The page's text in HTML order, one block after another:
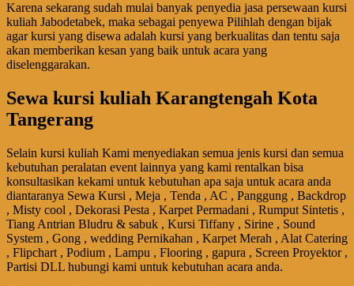
Karena sekarang sudah mulai banyak penyedia jasa persewaan kursi
kuliah Jabodetabek, maka sebagai penyewa Pilihlah dengan bijak
agar kursi yang disewa adalah kursi yang berkualitas dan tentu saja
akan memberikan kesan yang baik untuk acara yang
diselenggarakan.
Sewa kursi kuliah Karangtengah Kota
Tangerang
Selain kursi kuliah Kami menyediakan semua jenis kursi dan semua
kebutuhan peralatan event lainnya yang kami rentalkan bisa
konsultasikan kekami untuk kebutuhan apa saja untuk acara anda
diantaranya Sewa Kursi , Meja , Tenda , AC , Panggung , Backdrop
, Misty cool , Dekorasi Pesta , Karpet Permadani , Rumput Sintetis ,
Tiang Antrian Bludru & sabuk , Kursi Tiffany , Sirine , Sound
System , Gong , wedding Pernikahan , Karpet Merah , Alat Catering
, Flipchart , Podium , Lampu , Flooring , gapura , Screen Proyektor ,
Partisi DLL hubungi kami untuk kebutuhan acara anda.